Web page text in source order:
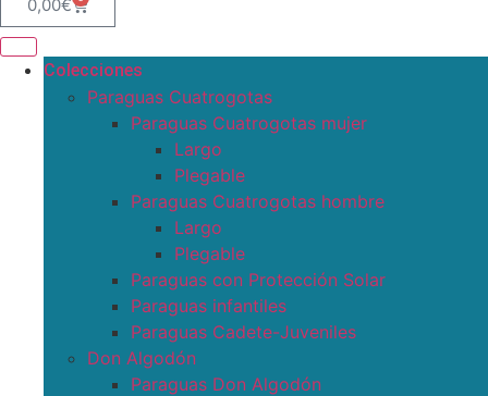
0,00€
Colecciones
Paraguas Cuatrogotas
Paraguas Cuatrogotas mujer
Largo
Plegable
Paraguas Cuatrogotas hombre
Largo
Plegable
Paraguas con Protección Solar
Paraguas infantiles
Paraguas Cadete-Juveniles
Don Algodón
Paraguas Don Algodón